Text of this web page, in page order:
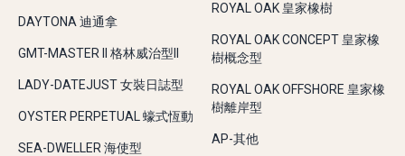
DAYTONA 迪通拿
GMT-MASTER II 格林威治型II
LADY-DATEJUST 女裝日誌型
OYSTER PERPETUAL 蠔式恆動
SEA-DWELLER 海使型
ROYAL OAK 皇家橡樹
ROYAL OAK CONCEPT 皇家橡
樹概念型
ROYAL OAK OFFSHORE 皇家橡
樹離岸型
AP-其他